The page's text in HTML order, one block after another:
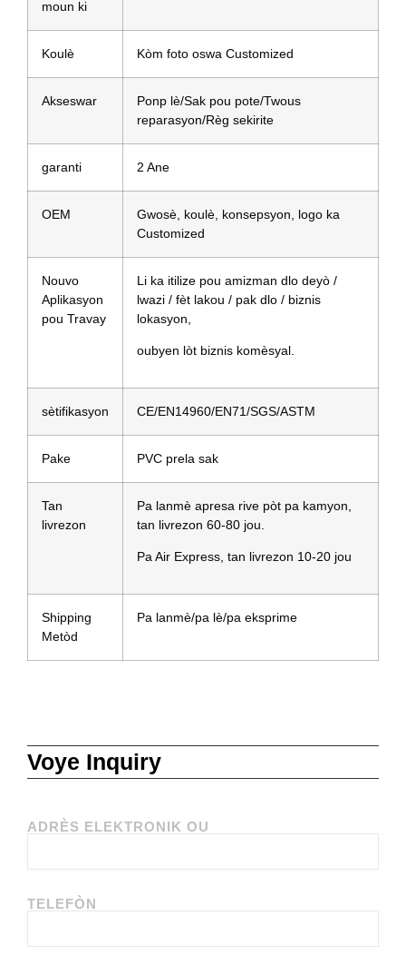
moun ki
Koulè Kòm foto oswa Customized
Akseswar
Ponp lè/Sak pou pote/Twous
reparasyon/Règ sekirite
garanti 2 Ane
OEM
Gwosè, koulè, konsepsyon, logo ka
Customized
Nouvo
Aplikasyon
pou Travay
Li ka itilize pou amizman dlo deyò /
lwazi / fèt lakou / pak dlo / biznis
lokasyon,
oubyen lòt biznis komèsyal.
sètifikasyon CE/EN14960/EN71/SGS/ASTM
Pake PVC prela sak
Tan
livrezon
Pa lanmè apresa rive pòt pa kamyon,
tan livrezon 60-80 jou.
Pa Air Express, tan livrezon 10-20 jou
Shipping
Metòd
Pa lanmè/pa lè/pa eksprime
Voye Inquiry
ADRÈS ELEKTRONIK OU
TELEFÒN